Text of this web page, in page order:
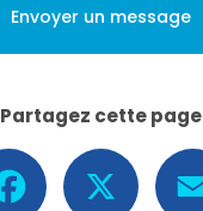
Envoyer un message
Partagez cette page
Facebook